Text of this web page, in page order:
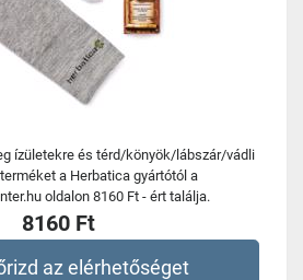
ízületekre és térd/könyök/lábszár/vádli
a Herbatica gyártótól a
oldalon 8160 Ft - ért találja.
8160 Ft
az elérhetőséget